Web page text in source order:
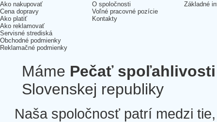
Ako nakupovať
Cena dopravy
Ako platiť
Ako reklamovať
Servisné strediská
Obchodné podmienky
Reklamačné podmienky
O spoločnosti
Voľné pracovné pozície
Kontakty
Základné
Máme Pečať spoľahlivosti
Slovenskej republiky
Naša spoločnosť patrí medzi